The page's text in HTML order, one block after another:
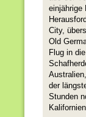
einjährige
City,
Old
Flug in
der
Stunden